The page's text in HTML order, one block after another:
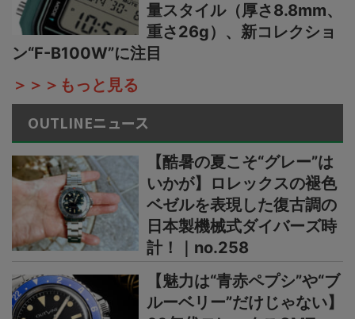
量スタイル（厚さ8.8mm、
重さ26g）、新コレクショ
ン“F-B100W”に注目
＞＞＞もっと見る
OUTLINEニュース
【酷暑の夏こそ“グレー”は
いかが】ロレックスの褪色
ベゼルを表現した復古調の
日本製機械式ダイバーズ時
計！｜no.258
【魅力は“青赤ペプシ”や“ブ
ルーベリー”だけじゃない】